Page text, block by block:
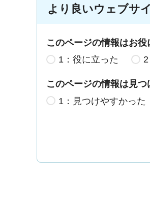
より良いウェブサ
このページの情報はお役
1：役に立った
このページの情報は見
1：見つけやすかった